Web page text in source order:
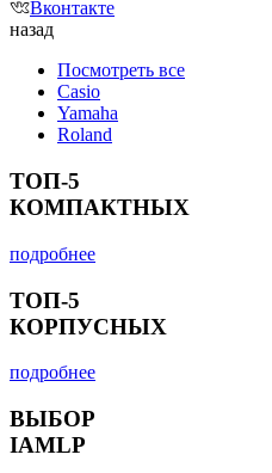
Вконтакте
назад
Посмотреть все
Casio
Yamaha
Roland
ТОП-5
КОМПАКТНЫХ
подробнее
ТОП-5
КОРПУСНЫХ
подробнее
ВЫБОР
IAMLP